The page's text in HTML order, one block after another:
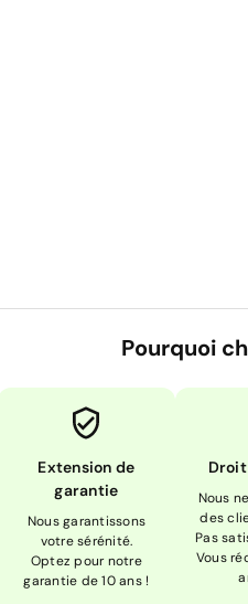
Pourquoi
Extension de
garantie
Nous garantissons
votre sérénité.
Optez pour notre
garantie de 10 ans !
Nous
des
Pas
Vous